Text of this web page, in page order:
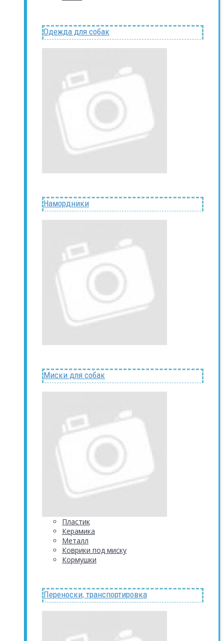
Одежда для собак
Намордники
Миски для собак
Пластик
Керамика
Металл
Коврики под миску
Кормушки
Переноски, транспортировка